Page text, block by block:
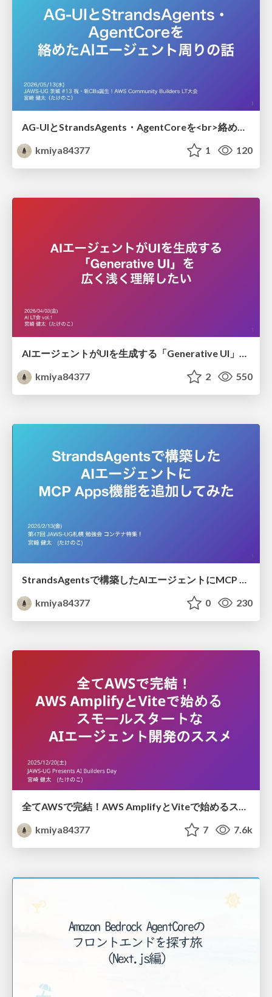
kmiya84377
1 120
AIエージェントがUIを生成する「Generative UI」を広く浅く理解したい
kmiya84377
2 550
StrandsAgentsで構築したAIエージェントにMCP Apps機能を追加してみた
kmiya84377
0 230
全てAWSで完結！AWS AmplifyとViteで始めるスモールスタートなAIエージェント開発のススメ
kmiya84377
7 7.6k